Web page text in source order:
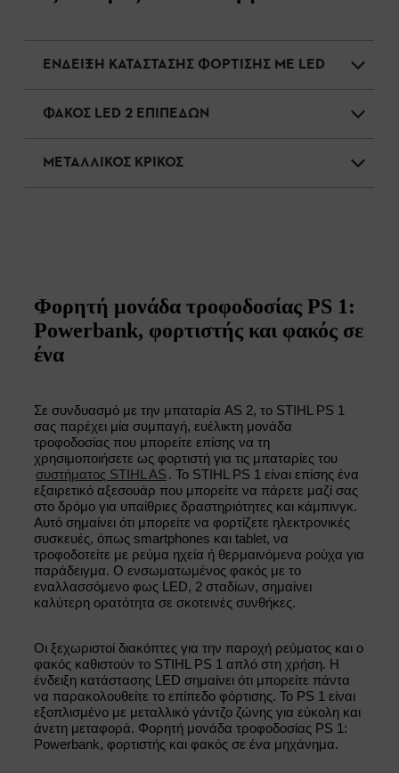
ΕΝΔΕΙΞΗ ΚΑΤΑΣΤΑΣΗΣ ΦΟΡΤΙΣΗΣ ΜΕ LED
ΦΑΚΟΣ LED 2 ΕΠΙΠEΔΩΝ
ΜΕΤΑΛΛΙΚΟΣ ΚΡΙΚΟΣ
Φορητή μονάδα τροφοδοσίας PS 1:
Powerbank, φορτιστής και φακός σε
ένα
Σε συνδυασμό με την μπαταρία AS 2, το STIHL PS 1
σας παρέχει μία συμπαγή, ευέλικτη μονάδα
τροφοδοσίας που μπορείτε επίσης να τη
χρησιμοποιήσετε ως φορτιστή για τις μπαταρίες του
συστήματος STIHL AS . Το STIHL PS 1 είναι επίσης ένα
εξαιρετικό αξεσουάρ που μπορείτε να πάρετε μαζί σας
στο δρόμο για υπαίθριες δραστηριότητες και κάμπινγκ.
Αυτό σημαίνει ότι μπορείτε να φορτίζετε ηλεκτρονικές
συσκευές, όπως smartphones και tablet, να
τροφοδοτείτε με ρεύμα ηχεία ή θερμαινόμενα ρούχα για
παράδειγμα. Ο ενσωματωμένος φακός με το
εναλλασσόμενο φως LED, 2 σταδίων, σημαίνει
καλύτερη ορατότητα σε σκοτεινές συνθήκες.
Οι ξεχωριστοί διακόπτες για την παροχή ρεύματος και ο
φακός καθιστούν το STIHL PS 1 απλό στη χρήση. Η
ένδειξη κατάστασης LED σημαίνει ότι μπορείτε πάντα
να παρακολουθείτε το επίπεδο φόρτισης. Το PS 1 είναι
εξοπλισμένο με μεταλλικό γάντζο ζώνης για εύκολη και
άνετη μεταφορά. Φορητή μονάδα τροφοδοσίας PS 1:
Powerbank, φορτιστής και φακός σε ένα μηχάνημα.